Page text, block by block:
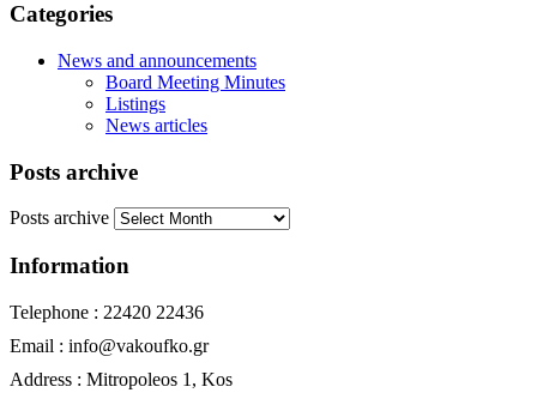
Categories
News and announcements
Board Meeting Minutes
Listings
News articles
Posts archive
Posts archive
Information
Telephone : 22420 22436
Email : info@vakoufko.gr
Address : Mitropoleos 1, Kos